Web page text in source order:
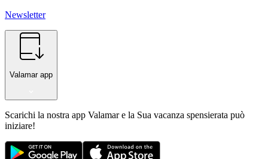
Newsletter
Valamar app
Scarichi la nostra app Valamar e la Sua vacanza spensierata può
iniziare!